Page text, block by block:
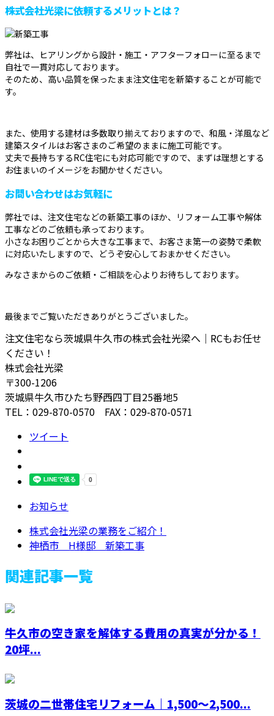
株式会社光梁に依頼するメリットとは？
弊社は、ヒアリングから設計・施工・アフターフォローに至るまで
自社で一貫対応しております。
そのため、高い品質を保ったまま注文住宅を新築することが可能で
す。
また、使用する建材は多数取り揃えておりますので、和風・洋風など
建築スタイルはお客さまのご希望のままに施工可能です。
丈夫で長持ちするRC住宅にも対応可能ですので、まずは理想とする
お住まいのイメージをお聞かせください。
お問い合わせはお気軽に
弊社では、注文住宅などの新築工事のほか、リフォーム工事や解体
工事などのご依頼も承っております。
小さなお困りごとから大きな工事まで、お客さま第一の姿勢で柔軟
に対応いたしますので、どうぞ安心しておまかせください。
みなさまからのご依頼・ご相談を心よりお待ちしております。
最後までご覧いただきありがとうございました。
注文住宅なら茨城県牛久市の株式会社光梁へ｜RCもお任せ
ください！
株式会社光梁
〒300-1206
茨城県牛久市ひたち野西四丁目25番地5
TEL：029-870-0570 FAX：029-870-0571
ツイート
お知らせ
株式会社光梁の業務をご紹介！
神栖市 H様邸 新築工事
関連記事一覧
牛久市の空き家を解体する費用の真実が分かる！
20坪...
茨城の二世帯住宅リフォーム｜1,500〜2,500...